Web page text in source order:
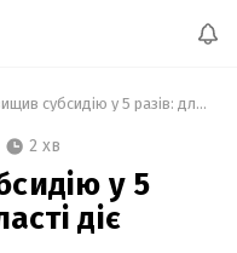
Уряд підвищив субсидію у 5 разів: для якої області діє нововведення
2 хв
у 5
діє